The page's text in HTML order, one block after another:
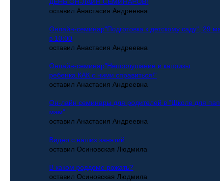
оставил Анастасия Андреевна
Онлайн-семинар"Подготовка к детскому саду", 29
в 10:00
оставил Анастасия Андреевна
Онлайн-семинар"Непослушание и капризы
ребенка.КАК с ними справиться!"
оставил Анастасия Андреевна
Он-лайн семинары для родителей в "Школе для
мам"
оставил Анастасия Андреевна
Видео с наших занятий.
оставил Осиновская Людмила
В каком роддоме рожать?
оставил Осиновская Людмила